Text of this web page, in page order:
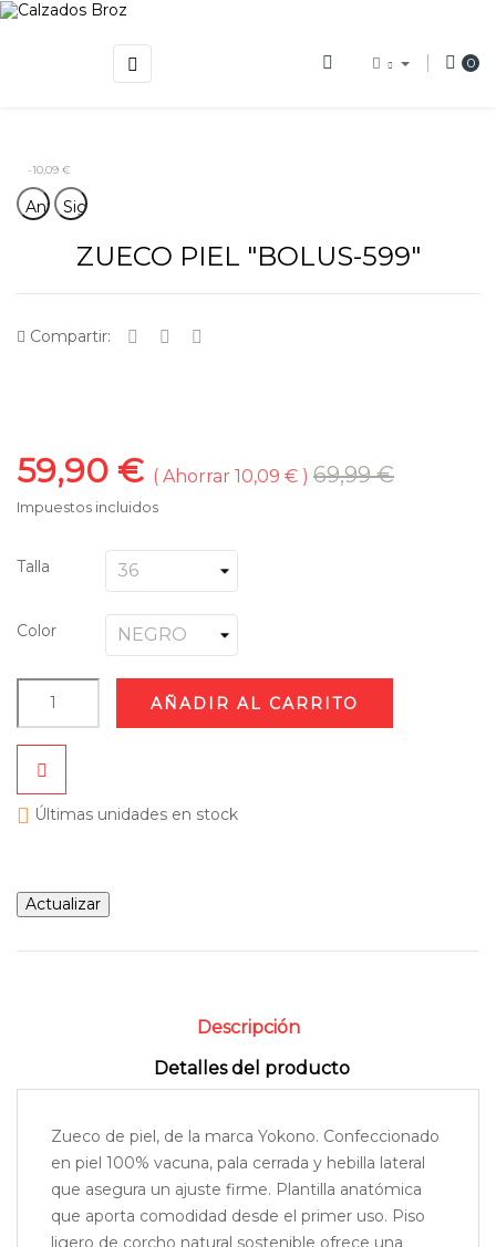
Navegación
de
☰ 0
-10,09 €
AnteriorSiguiente
ZUECO PIEL "BOLUS-599"
Compartir:
59,90 € Ahorrar 10,09 € 69,99 €
Impuestos incluidos
Talla
Color
AÑADIR AL CARRITO
 Últimas unidades en stock
Descripción
Detalles del producto
Zueco de piel, de la marca Yokono. Confeccionado
en piel 100% vacuna, pala cerrada y hebilla lateral
que asegura un ajuste firme. Plantilla anatómica
que aporta comodidad desde el primer uso. Piso
ligero de corcho natural sostenible ofrece una